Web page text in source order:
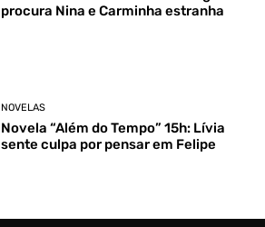
procura Nina e Carminha estranha
NOVELAS
Novela “Além do Tempo” 15h: Lívia
sente culpa por pensar em Felipe